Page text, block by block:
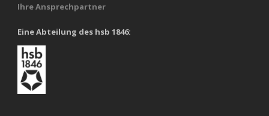
Ihre Ansprechpartner
Eine Abteilung des hsb 1846: